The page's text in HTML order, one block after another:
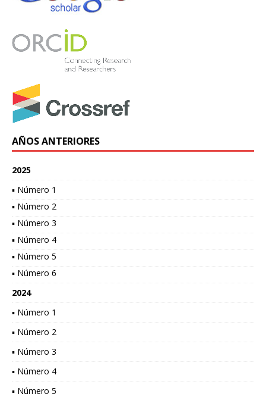
AÑOS ANTERIORES
2025
▪ Número 1
▪ Número 2
▪ Número 3
▪ Número 4
▪ Número 5
▪ Número 6
2024
▪ Número 1
▪ Número 2
▪ Número 3
▪ Número 4
▪ Número 5